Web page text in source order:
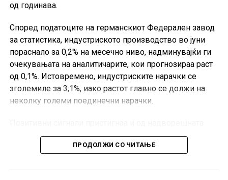
од годинава.
Според податоците на германскиот Федерален завод
за статистика, индустриското производство во јуни
пораснало за 0,2% на месечно ниво, надминувајќи ги
очекувањата на аналитичарите, кои прогнозираа раст
од 0,1%. Истовремено, индустриските нарачки се
зголемиле за 3,1%, иако растот главно се должи на
неколку големи поединечни нарачки.
трговија. Германскиот извоз во јуни се зголемил за
0,9% во однос на претходниот месец, значително над
ПРОДОЛЖИ СО ЧИТАЊЕ